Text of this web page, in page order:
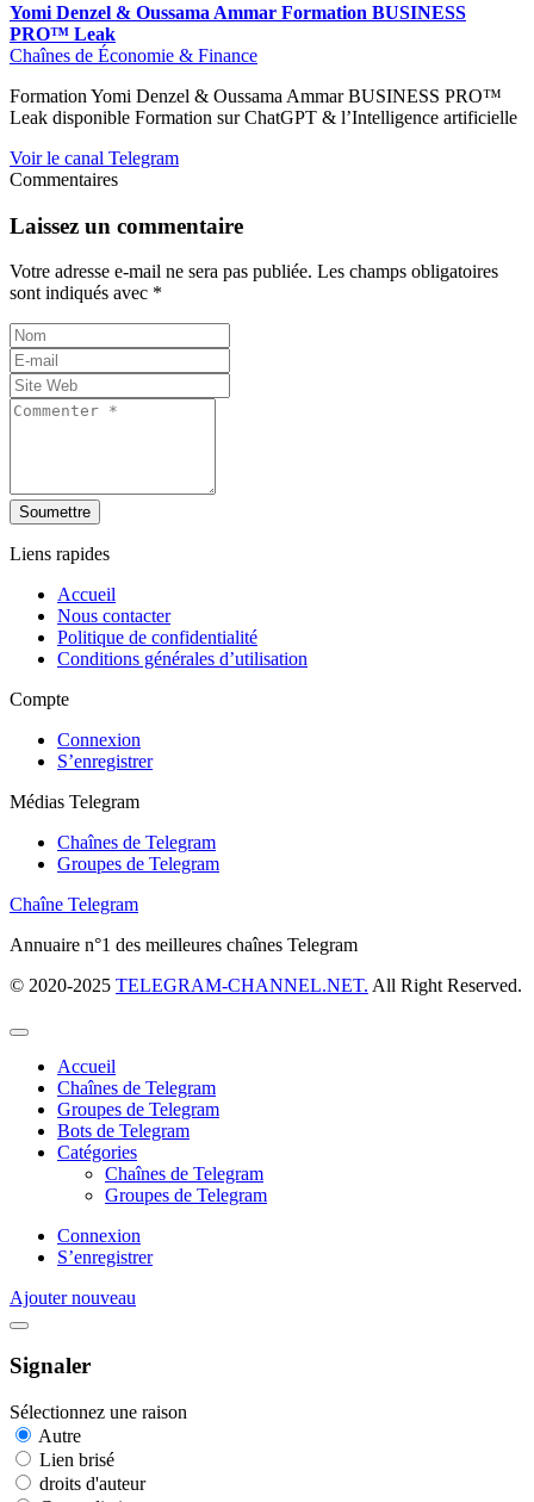
Yomi Denzel & Oussama Ammar Formation BUSINESS
PRO™ Leak
Chaînes de Économie & Finance
Formation Yomi Denzel & Oussama Ammar BUSINESS PRO™
Leak disponible Formation sur ChatGPT & l’Intelligence artificielle
Voir le canal Telegram
Commentaires
Laissez un commentaire
Votre adresse e-mail ne sera pas publiée. Les champs obligatoires
sont indiqués avec *
Soumettre
Liens rapides
Accueil
Nous contacter
Politique de confidentialité
Conditions générales d’utilisation
Compte
Connexion
S’enregistrer
Médias Telegram
Chaînes de Telegram
Groupes de Telegram
Chaîne Telegram
Annuaire n°1 des meilleures chaînes Telegram
© 2020-2025 TELEGRAM-CHANNEL.NET. All Right Reserved.
Accueil
Chaînes de Telegram
Groupes de Telegram
Bots de Telegram
Catégories
Chaînes de Telegram
Groupes de Telegram
Connexion
S’enregistrer
Ajouter nouveau
Signaler
Sélectionnez une raison
Autre
Lien brisé
droits d'auteur